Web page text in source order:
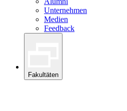
Unternehmen
Medien
Feedback
Fakultäten